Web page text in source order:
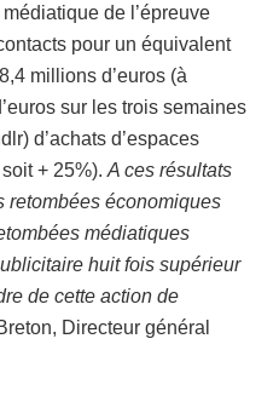
de l’épreuve
pour un équivalent
millions d’euros (à
sur les trois semaines
d’achats d’espaces
+ 25%). A ces résultats
retombées économiques
médiatiques
huit fois supérieur
de cette action de
Directeur général